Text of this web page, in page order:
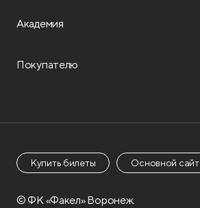
Академия
Покупателю
Купить билеты Основной сайт
© ФК «Факел» Воронеж.